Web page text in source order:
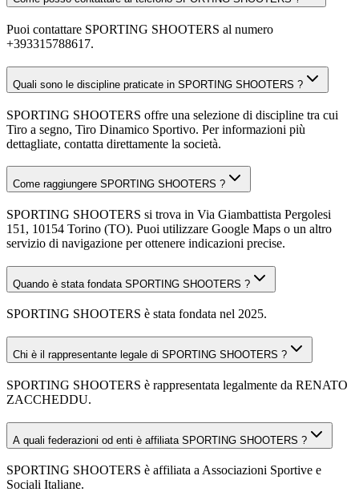
Puoi contattare SPORTING SHOOTERS al numero
+393315788617.
Quali sono le discipline praticate in SPORTING SHOOTERS ?
SPORTING SHOOTERS offre una selezione di discipline tra cui
Tiro a segno, Tiro Dinamico Sportivo. Per informazioni più
dettagliate, contatta direttamente la società.
Come raggiungere SPORTING SHOOTERS ?
SPORTING SHOOTERS si trova in Via Giambattista Pergolesi
151, 10154 Torino (TO). Puoi utilizzare Google Maps o un altro
servizio di navigazione per ottenere indicazioni precise.
Quando è stata fondata SPORTING SHOOTERS ?
SPORTING SHOOTERS è stata fondata nel 2025.
Chi è il rappresentante legale di SPORTING SHOOTERS ?
SPORTING SHOOTERS è rappresentata legalmente da RENATO
ZACCHEDDU.
A quali federazioni od enti è affiliata SPORTING SHOOTERS ?
SPORTING SHOOTERS è affiliata a Associazioni Sportive e
Sociali Italiane.